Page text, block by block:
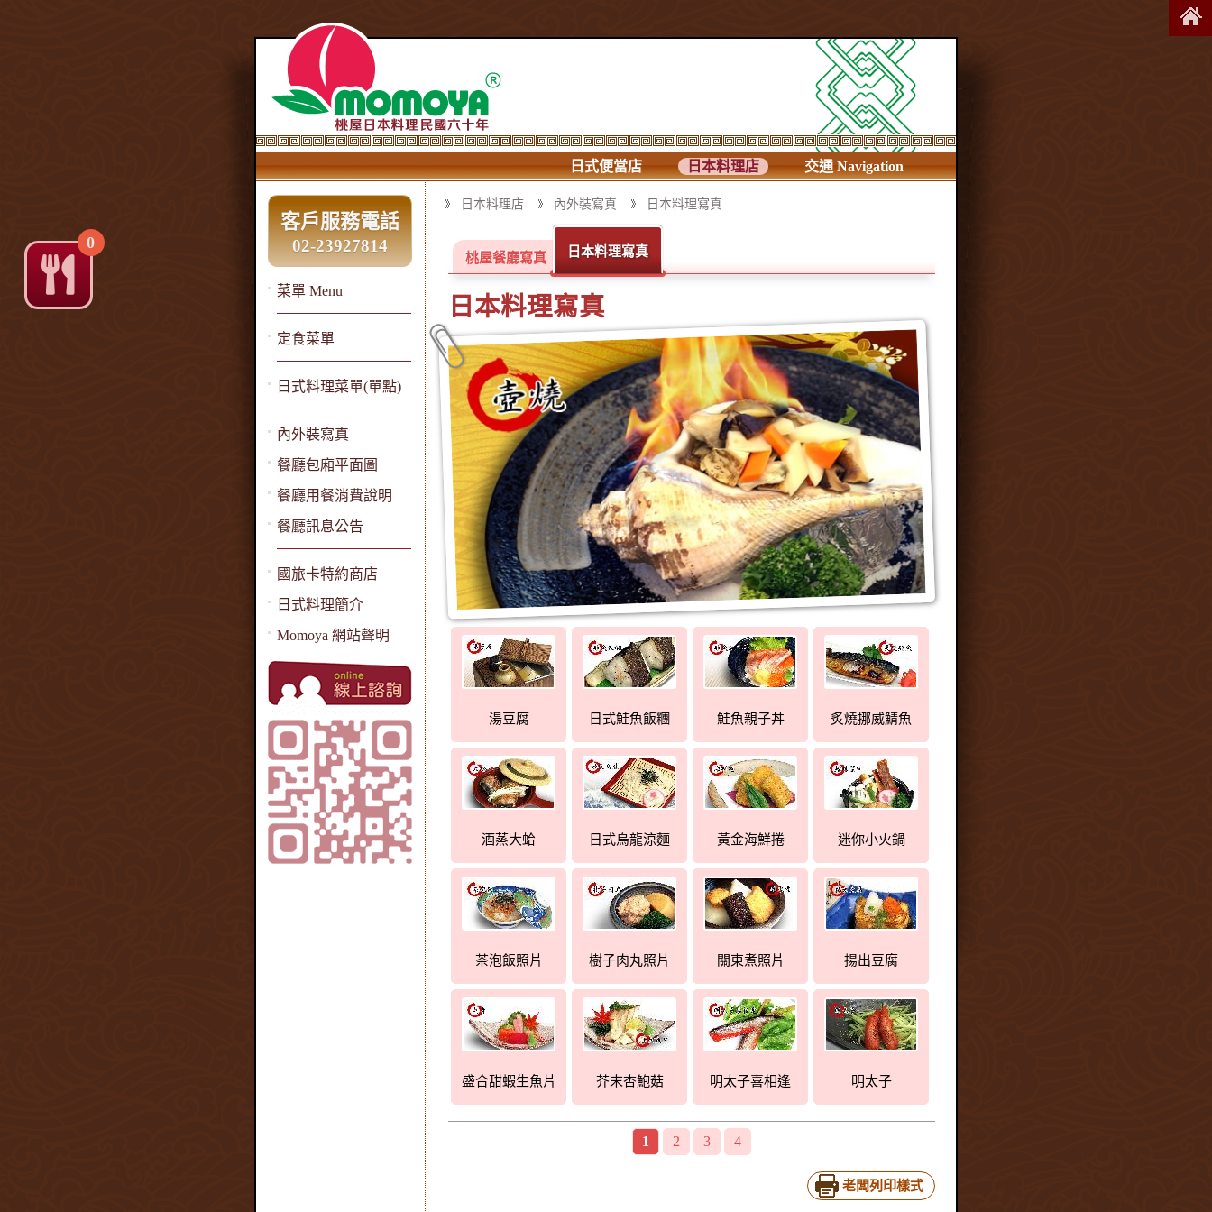
日式便當店 日本料理店 交通 Navigation
客戶服務電話
02-23927814
菜單 Menu
定食菜單
日式料理菜單(單點)
內外裝寫真
餐廳包廂平面圖
餐廳用餐消費說明
餐廳訊息公告
國旅卡特約商店
日式料理簡介
Momoya 網站聲明
日本料理店 內外裝寫真 日本料理寫真
桃屋餐廳寫真 日本料理寫真
日本料理寫真
湯豆腐 日式鮭魚飯糰 鮭魚親子丼 炙燒挪威鯖魚
酒蒸大蛤 日式烏龍涼麵 黃金海鮮捲 迷你小火鍋
茶泡飯照片 樹子肉丸照片 關東煮照片 揚出豆腐
盛合甜蝦生魚片 芥末杏鮑菇 明太子喜相逢 明太子
1 2 3 4
老闆列印樣式
0